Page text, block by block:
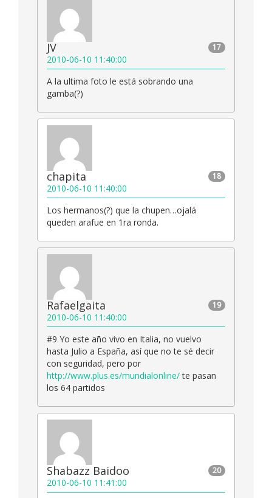
17
JV
2010-06-10 11:40:00
A la ultima foto le está sobrando una
gamba(?)
18
chapita
2010-06-10 11:40:00
Los hermanos(?) que la chupen…ojalá
queden arafue en 1ra ronda.
19
Rafaelgaita
2010-06-10 11:40:00
#9 Yo este año vivo en Italia, no vuelvo
hasta Julio a España, así que no te sé decir
con seguridad, pero por
http://www.plus.es/mundialonline/te pasan
los 64 partidos
20
Shabazz Baidoo
2010-06-10 11:41:00